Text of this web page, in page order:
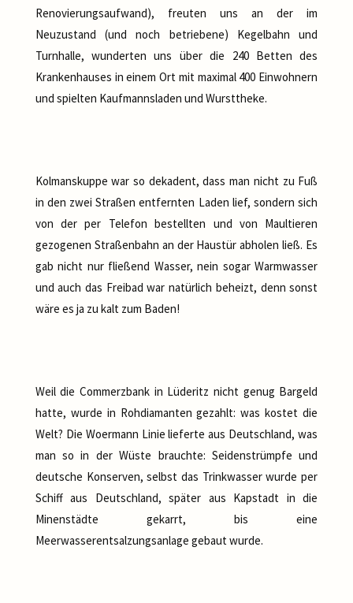
Renovierungsaufwand), freuten uns an der im
Neuzustand (und noch betriebene) Kegelbahn und
Turnhalle, wunderten uns über die 240 Betten des
Krankenhauses in einem Ort mit maximal 400 Einwohnern
und spielten Kaufmannsladen und Wursttheke.
Kolmanskuppe war so dekadent, dass man nicht zu Fuß
in den zwei Straßen entfernten Laden lief, sondern sich
von der per Telefon bestellten und von Maultieren
gezogenen Straßenbahn an der Haustür abholen ließ. Es
gab nicht nur fließend Wasser, nein sogar Warmwasser
und auch das Freibad war natürlich beheizt, denn sonst
wäre es ja zu kalt zum Baden!
Weil die Commerzbank in Lüderitz nicht genug Bargeld
hatte, wurde in Rohdiamanten gezahlt: was kostet die
Welt? Die Woermann Linie lieferte aus Deutschland, was
man so in der Wüste brauchte: Seidenstrümpfe und
deutsche Konserven, selbst das Trinkwasser wurde per
Schiff aus Deutschland, später aus Kapstadt in die
Minenstädte gekarrt, bis eine
Meerwasserentsalzungsanlage gebaut wurde.